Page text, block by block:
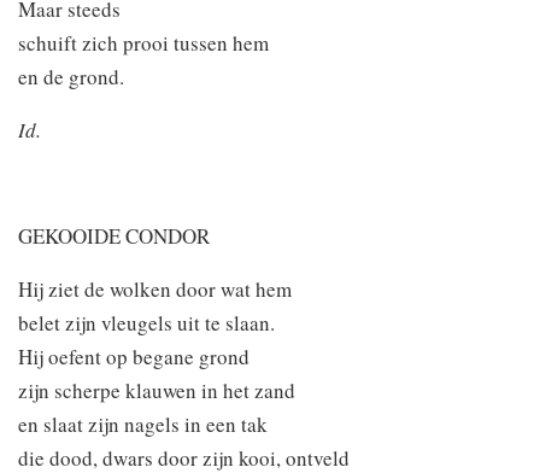
Maar steeds
schuift zich prooi tussen hem
en de grond.
Id.
GEKOOIDE CONDOR
Hij ziet de wolken door wat hem
belet zijn vleugels uit te slaan.
Hij oefent op begane grond
zijn scherpe klauwen in het zand
en slaat zijn nagels in een tak
die dood, dwars door zijn kooi, ontveld